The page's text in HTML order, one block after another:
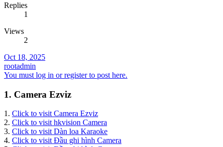
Replies
1
Views
2
Oct 18, 2025
rootadmin
You must log in or register to post here.
1. Camera Ezviz
1. Click to visit Camera Ezviz
2. Click to visit hkvision Camera
3. Click to visit Dàn loa Karaoke
4. Click to visit Đầu ghi hình Camera